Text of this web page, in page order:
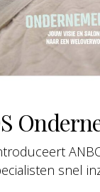
snel